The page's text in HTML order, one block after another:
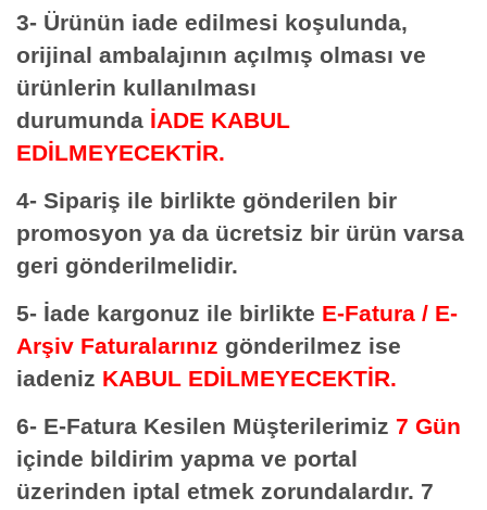
3- Ürünün iade edilmesi koşulunda,
orijinal ambalajının açılmış olması ve
ürünlerin kullanılması
durumunda İADE KABUL
EDİLMEYECEKTİR.
4- Sipariş ile birlikte gönderilen bir
promosyon ya da ücretsiz bir ürün varsa
geri gönderilmelidir.
5- İade kargonuz ile birlikte E-Fatura / E-
Arşiv Faturalarınız gönderilmez ise
iadeniz KABUL EDİLMEYECEKTİR.
6- E-Fatura Kesilen Müşterilerimiz 7 Gün
içinde bildirim yapma ve portal
üzerinden iptal etmek zorundalardır. 7